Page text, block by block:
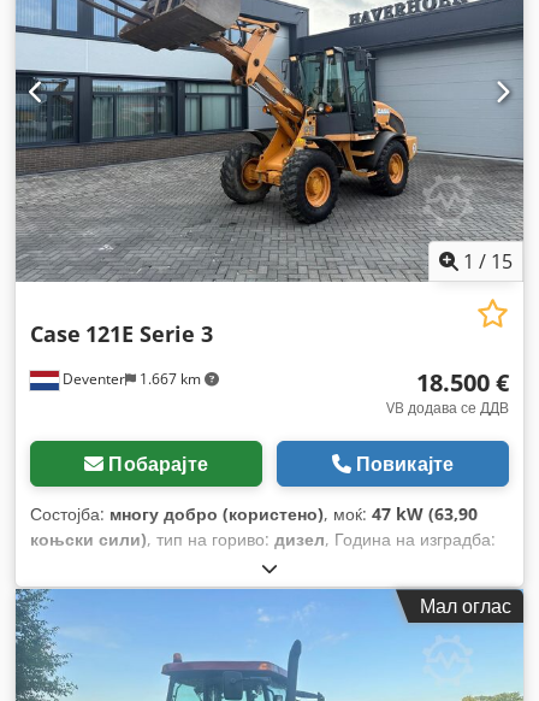
1 / 15
Deventer 1.667 km
Case 121E Serie 3
18.500 €
VB додава се ДДВ
Побарајте Повикајте
Состојба: многу добро (користено), моќ: 47 kW (63,90
коњски сили), тип на гориво: дизел, Година на изградба:
1.060 h,
Мал оглас